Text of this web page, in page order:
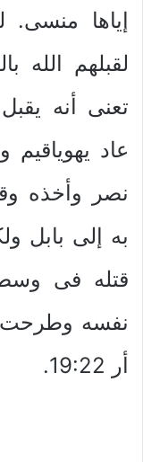
إياها منسى.
لقبلهم الله
تعنى أنه
عاد يهوياقيم
نصر وأخذه
به إلى بابل
قتله فى
نفسه وطرحت
أر 19:22.